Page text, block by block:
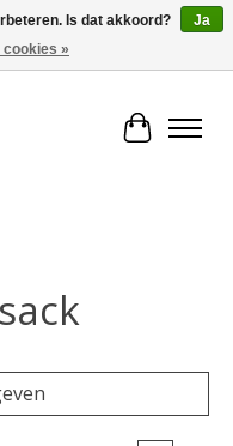
Is dat akkoord?
Ja
cookies »